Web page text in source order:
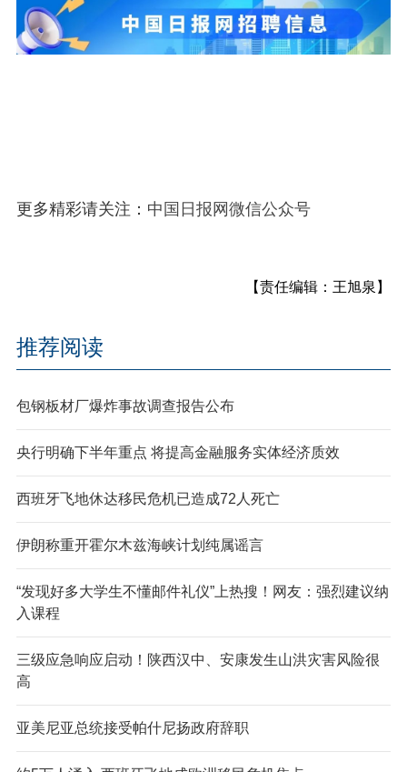
更多精彩请关注： 中国日报网微信公众号
【责任编辑：王旭泉】
推荐阅读
包钢板材厂爆炸事故调查报告公布
央行明确下半年重点 将提高金融服务实体经济质效
西班牙飞地休达移民危机已造成72人死亡
伊朗称重开霍尔木兹海峡计划纯属谣言
“发现好多大学生不懂邮件礼仪”上热搜！网友：强烈建议纳
入课程
三级应急响应启动！陕西汉中、安康发生山洪灾害风险很
高
亚美尼亚总统接受帕什尼扬政府辞职